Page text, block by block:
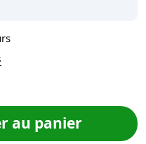
au panier